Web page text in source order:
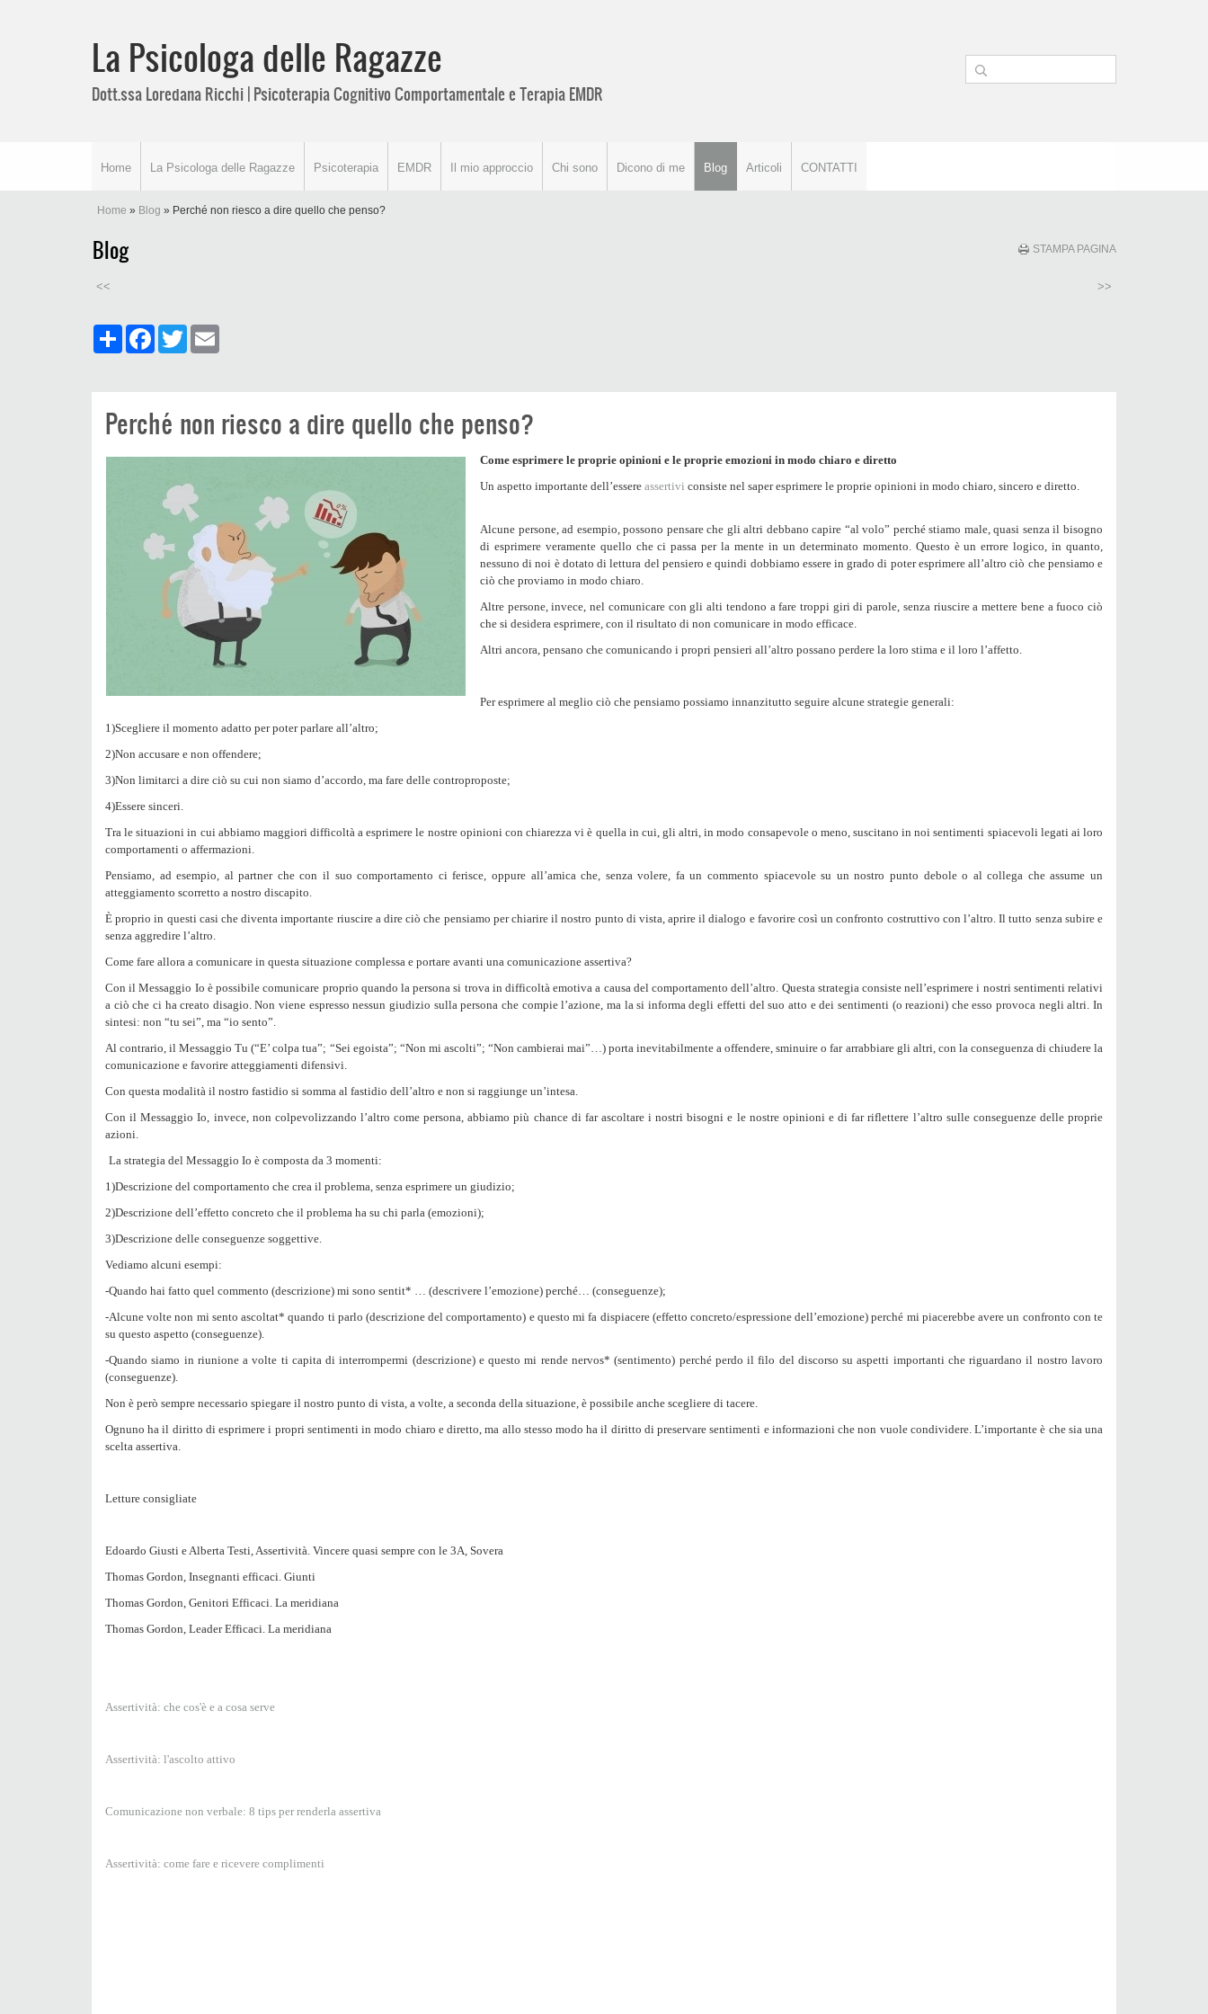
La Psicologa delle Ragazze
Dott.ssa Loredana Ricchi | Psicoterapia Cognitivo Comportamentale e Terapia EMDR
Home La Psicologa delle Ragazze Psicoterapia EMDR Il mio approccio Chi sono Dicono di me Blog Articoli CONTATTI
Home » Blog » Perché non riesco a dire quello che penso?
Blog STAMPA PAGINA
<< >>
Share FacebookTwitter
Perché non riesco a dire quello che penso?
Come esprimere le proprie opinioni e le proprie emozioni in modo chiaro e diretto
Un aspetto importante dell’essere assertivi consiste nel saper esprimere le proprie opinioni in modo chiaro, sincero e diretto.
Alcune persone, ad esempio, possono pensare che gli altri debbano capire “al volo” perché stiamo male, quasi senza il bisogno
di esprimere veramente quello che ci passa per la mente in un determinato momento. Questo è un errore logico, in quanto,
nessuno di noi è dotato di lettura del pensiero e quindi dobbiamo essere in grado di poter esprimere all’altro ciò che pensiamo e
ciò che proviamo in modo chiaro.
Altre persone, invece, nel comunicare con gli alti tendono a fare troppi giri di parole, senza riuscire a mettere bene a fuoco ciò
che si desidera esprimere, con il risultato di non comunicare in modo efficace.
Altri ancora, pensano che comunicando i propri pensieri all’altro possano perdere la loro stima e il loro l’affetto.
Per esprimere al meglio ciò che pensiamo possiamo innanzitutto seguire alcune strategie generali:
1)Scegliere il momento adatto per poter parlare all’altro;
2)Non accusare e non offendere;
3)Non limitarci a dire ciò su cui non siamo d’accordo, ma fare delle controproposte;
4)Essere sinceri.
Tra le situazioni in cui abbiamo maggiori difficoltà a esprimere le nostre opinioni con chiarezza vi è quella in cui, gli altri, in modo consapevole o meno, suscitano in noisentimenti spiacevolilegati ai loro
comportamenti o affermazioni.
Pensiamo, ad esempio, al partner che con il suo comportamento ci ferisce, oppure all’amica che, senza volere, fa un commento spiacevole su un nostro punto debole o al collega che assume un
atteggiamento scorretto a nostro discapito.
È proprio in questi casi che diventa importante riuscire a dire ciò che pensiamo per chiarire il nostro punto di vista, aprire il dialogo e favorire così un confronto costruttivo con l’altro. Il tutto senza subire e
senza aggredire l’altro.
Come fare allora a comunicare in questa situazione complessa e portare avanti una comunicazione assertiva?
Con ilMessaggio Io è possibile comunicare proprio quando la persona si trova in difficoltà emotiva a causa del comportamento dell’altro. Questa strategia consiste nell’esprimere i nostri sentimenti relativi
a ciò che ci ha creato disagio. Non viene espresso nessun giudizio sulla persona che compie l’azione, ma la si informa degli effetti del suo atto e dei sentimenti (o reazioni) che esso provoca negli altri. In
sintesi: non “tu sei”, ma “io sento”.
Al contrario, ilMessaggio Tu (“E’ colpa tua”; “Sei egoista”; “Non mi ascolti”; “Non cambierai mai”…) porta inevitabilmente a offendere, sminuire o far arrabbiare gli altri, con la conseguenza di chiudere la
comunicazione e favorire atteggiamenti difensivi.
Con questa modalità il nostro fastidio si somma al fastidio dell’altro e non si raggiunge un’intesa.
Con il Messaggio Io, invece, non colpevolizzando l’altro come persona, abbiamo più chance di far ascoltare i nostribisogni e le nostre opinionie di far riflettere l’altro sulle conseguenzedelle proprie
azioni.
La strategia del Messaggio Io è composta da 3 momenti:
1)Descrizione del comportamento che crea il problema, senza esprimere un giudizio;
2)Descrizione dell’effetto concreto che il problema ha su chi parla (emozioni);
3)Descrizione delle conseguenze soggettive.
Vediamo alcuni esempi:
-Quando hai fatto quel commento (descrizione) mi sono sentit* … (descrivere l’emozione) perché… (conseguenze);
-Alcune volte non mi sento ascoltat* quando ti parlo (descrizione del comportamento) e questo mi fa dispiacere (effetto concreto/espressione dell’emozione) perché mi piacerebbe avere un confronto con te
su questo aspetto (conseguenze).
-Quando siamo in riunione a volte ti capita di interrompermi (descrizione) e questo mi rende nervos* (sentimento) perché perdo il filo del discorso su aspetti importanti che riguardano il nostro lavoro
(conseguenze).
Non è però sempre necessario spiegare il nostro punto di vista, a volte, a seconda della situazione, è possibile anche scegliere di tacere.
Ognuno ha il diritto di esprimere i propri sentimenti in modo chiaro e diretto, ma allo stesso modo ha il diritto di preservare sentimenti e informazioni che non vuole condividere. L’importante è che sia una
scelta assertiva.
Letture consigliate
Edoardo Giusti e Alberta Testi, Assertività. Vincere quasi sempre con le 3A, Sovera
Thomas Gordon, Insegnanti efficaci. Giunti
Thomas Gordon, Genitori Efficaci. La meridiana
Thomas Gordon, Leader Efficaci. La meridiana
Assertività: che cos'è e a cosa serve
Assertività: l'ascolto attivo
Comunicazione non verbale: 8 tips per renderla assertiva
Assertività: come fare e ricevere complimenti